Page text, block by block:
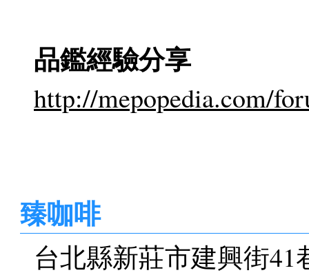
品鑑經驗分享
http://mepopedia.com/
臻咖啡
台北縣新莊市建興街41